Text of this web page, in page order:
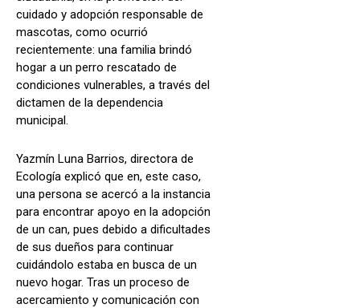
cuidado y adopción responsable de
mascotas, como ocurrió
recientemente: una familia brindó
hogar a un perro rescatado de
condiciones vulnerables, a través del
dictamen de la dependencia
municipal.
Yazmín Luna Barrios, directora de
Ecología explicó que en, este caso,
una persona se acercó a la instancia
para encontrar apoyo en la adopción
de un can, pues debido a dificultades
de sus dueños para continuar
cuidándolo estaba en busca de un
nuevo hogar. Tras un proceso de
acercamiento y comunicación con